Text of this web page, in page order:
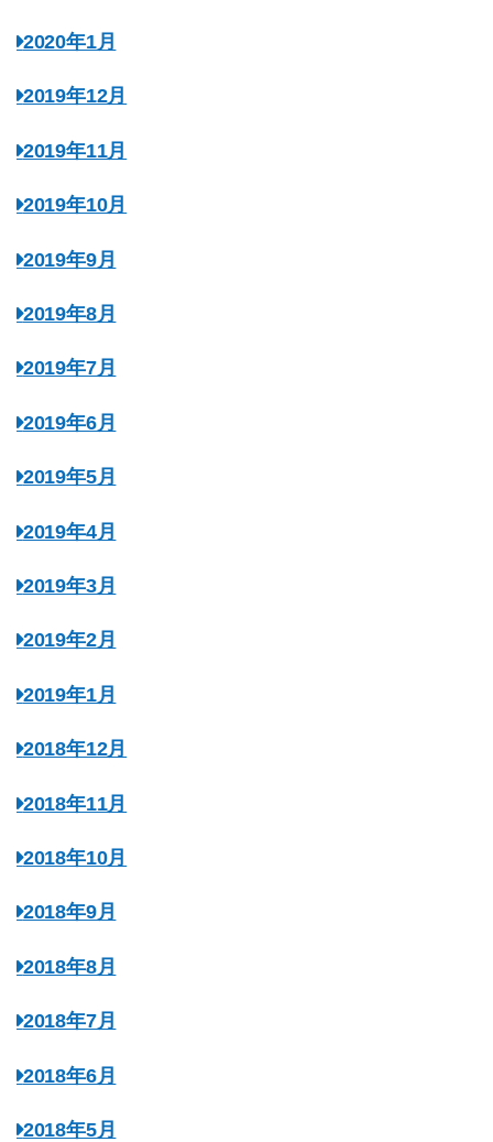
2020年1月
2019年12月
2019年11月
2019年10月
2019年9月
2019年8月
2019年7月
2019年6月
2019年5月
2019年4月
2019年3月
2019年2月
2019年1月
2018年12月
2018年11月
2018年10月
2018年9月
2018年8月
2018年7月
2018年6月
2018年5月